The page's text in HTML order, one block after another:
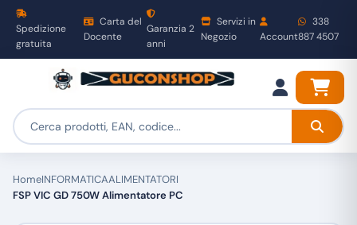
Spedizione
gratuita
Carta del
Docente
Garanzia 2
anni
Servizi in
Negozio
Account
338
887 4507
HomeINFORMATICAALIMENTATORI
FSP VIC GD 750W Alimentatore PC